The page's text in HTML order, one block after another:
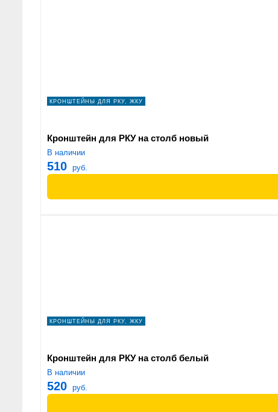
КРОНШТЕЙНЫ ДЛЯ РКУ, ЖКУ
Кронштейн для РКУ на столб новый
В наличии
510 руб.
КРОНШТЕЙНЫ ДЛЯ РКУ, ЖКУ
Кронштейн для РКУ на столб белый
В наличии
520 руб.